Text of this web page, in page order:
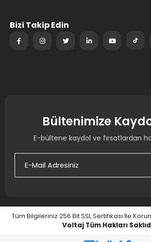
Bizi Takip Edin
Bültenimize
E-bültene kaydol ve fırsatlardan
Tüm Bilgileriniz 256 Bit SSL Sertifikası İle
Voltaj Tüm Hakları